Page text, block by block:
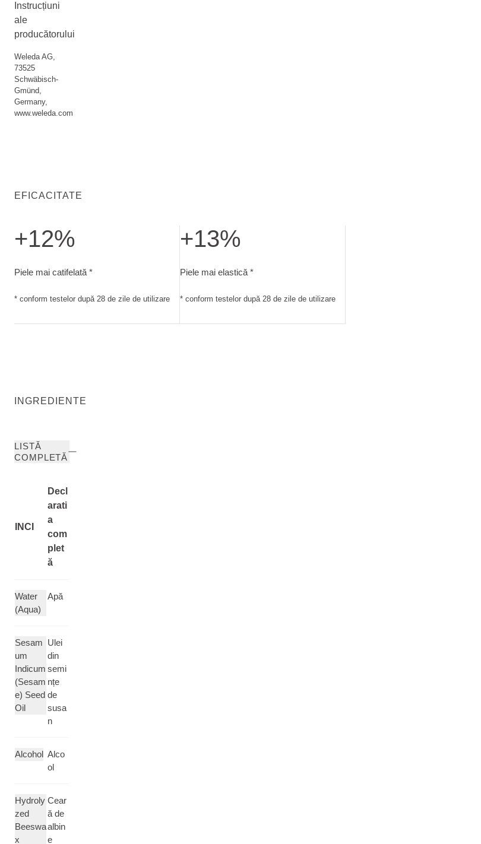
Instrucțiuni
ale
producătorului
Weleda AG,
73525
Schwäbisch-
Gmünd,
Germany,
www.weleda.com
EFICACITATE
+12%
Piele mai catifelată *
* conform testelor după 28 de zile de utilizare
+13%
Piele mai elastică *
* conform testelor după 28 de zile de utilizare
INGREDIENTE
LISTĂ
COMPLETĂ
INCI
Decl
arati
a
com
plet
ă
Water
(Aqua)
Apă
Sesam
um
Indicum
(Sesam
e) Seed
Oil
Ulei
din
semi
nțe
de
susa
n
Alcohol Alco
ol
Hydroly
zed
Beeswa
x
Cear
ă de
albin
e